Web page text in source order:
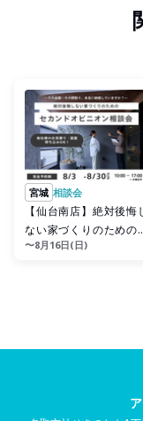
宮城 相談会
【仙台南店】絶対後悔
ない家づくりのための
カンドオピニオン相談会
〜8月16日(日)